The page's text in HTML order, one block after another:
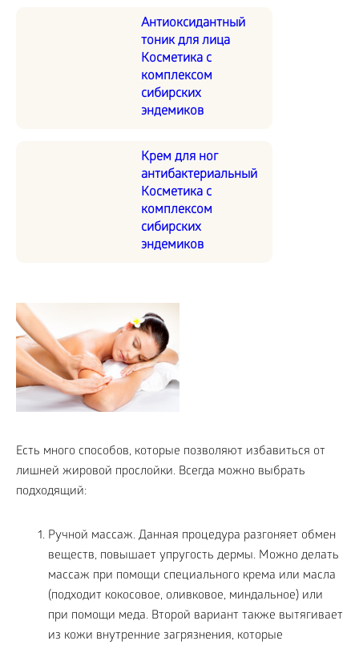
Антиоксидантный
тоник для лица
Косметика с
комплексом
сибирских
эндемиков
Крем для ног
антибактериальный
Косметика с
комплексом
сибирских
эндемиков
Есть много способов, которые позволяют избавиться от
лишней жировой прослойки. Всегда можно выбрать
подходящий:
Ручной массаж. Данная процедура разгоняет обмен
веществ, повышает упругость дермы. Можно делать
массаж при помощи специального крема или масла
(подходит кокосовое, оливковое, миндальное) или
при помощи меда. Второй вариант также вытягивает
из кожи внутренние загрязнения, которые